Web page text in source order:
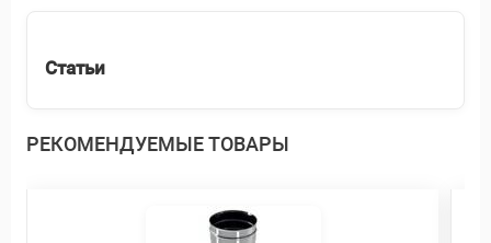
Статьи
РЕКОМЕНДУЕМЫЕ ТОВАРЫ